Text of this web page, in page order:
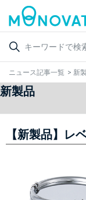
ニュース記事一覧 > 新
新製品
【新製品】レ